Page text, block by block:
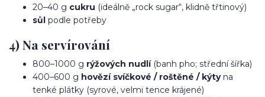
20–40 g cukru (ideálně „rock sugar“, klidně třtinový)
sůl podle potřeby
4) Na servírování
800–1000 g rýžových nudlí(banh pho; střední šířka)
400–600 g hovězí svíčkové / roštěné / kýtyna
tenké plátky (syrové, velmi tence krájené)